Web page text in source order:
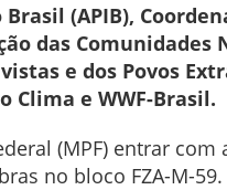
(APIB),
das Comunidades
e dos Povos
Clima e WWF-Brasil.
(MPF) entrar
no bloco FZA-M-59.